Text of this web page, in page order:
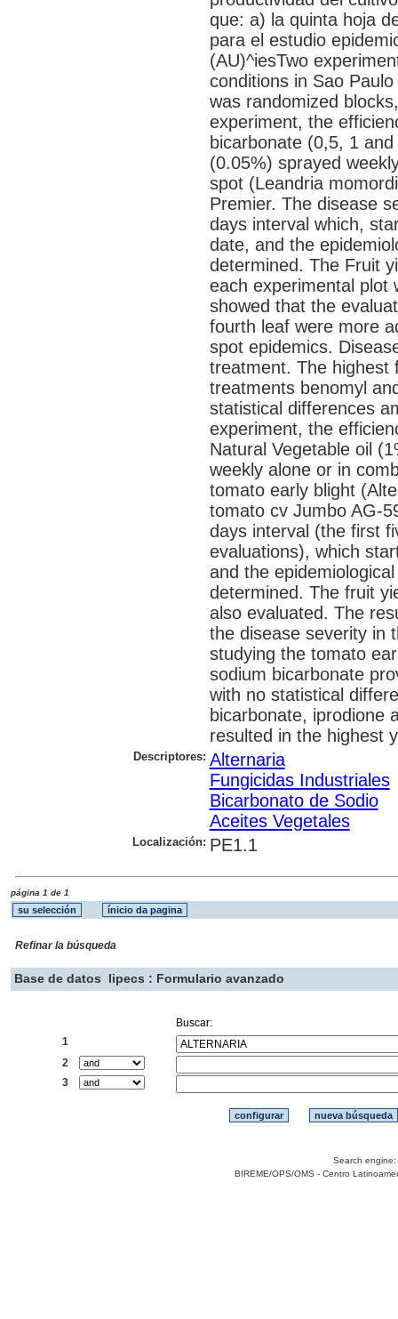
que: a) la quinta hoja
para el estudio
(AU)^iesTwo
conditions in Sao
was randomized
experiment, the
bicarbonate (0,5, 1
(0.05%) sprayed
spot (Leandria
Premier. The disease
days interval which,
date, and the
determined. The Fruit
each experimental plot
showed that the
fourth leaf were more
spot epidemics.
treatment. The highest
treatments benomyl
statistical differences
experiment, the
Natural Vegetable oil
weekly alone or in
tomato early blight
tomato cv Jumbo AG-
days interval (the first
evaluations), which
and the
determined. The fruit
also evaluated. The
the disease severity in
studying the tomato
sodium bicarbonate
with no statistical
bicarbonate, iprodione
resulted in the highest
Descriptores: Alternaria
Fungicidas Industriales
Bicarbonato de Sodio
Aceites Vegetales
Localización: PE1.1
página 1 de 1
Refinar la búsqueda
Base de datos lipecs : Formulario avanzado
Buscar:
1
2
3
Search engine:
BIREME/OPS/OMS - Centro